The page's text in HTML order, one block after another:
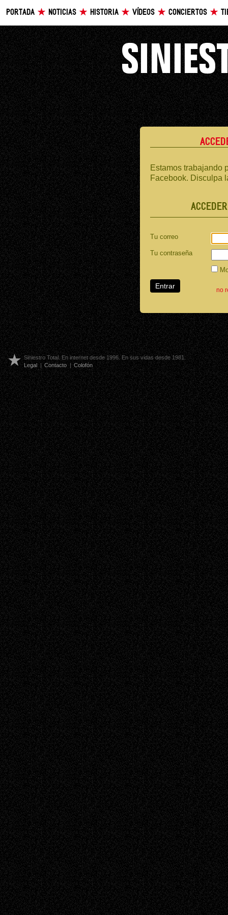
PORTADA NOTICIAS HISTORIA VÍDEOS CONCIERTOS
Estamos trabajando
Facebook. Disculpa
Tu correo
Tu contraseña
no
Siniestro Total. En internet desde 1996. En sus vidas desde 1981.
Legal | Contacto | Colofón